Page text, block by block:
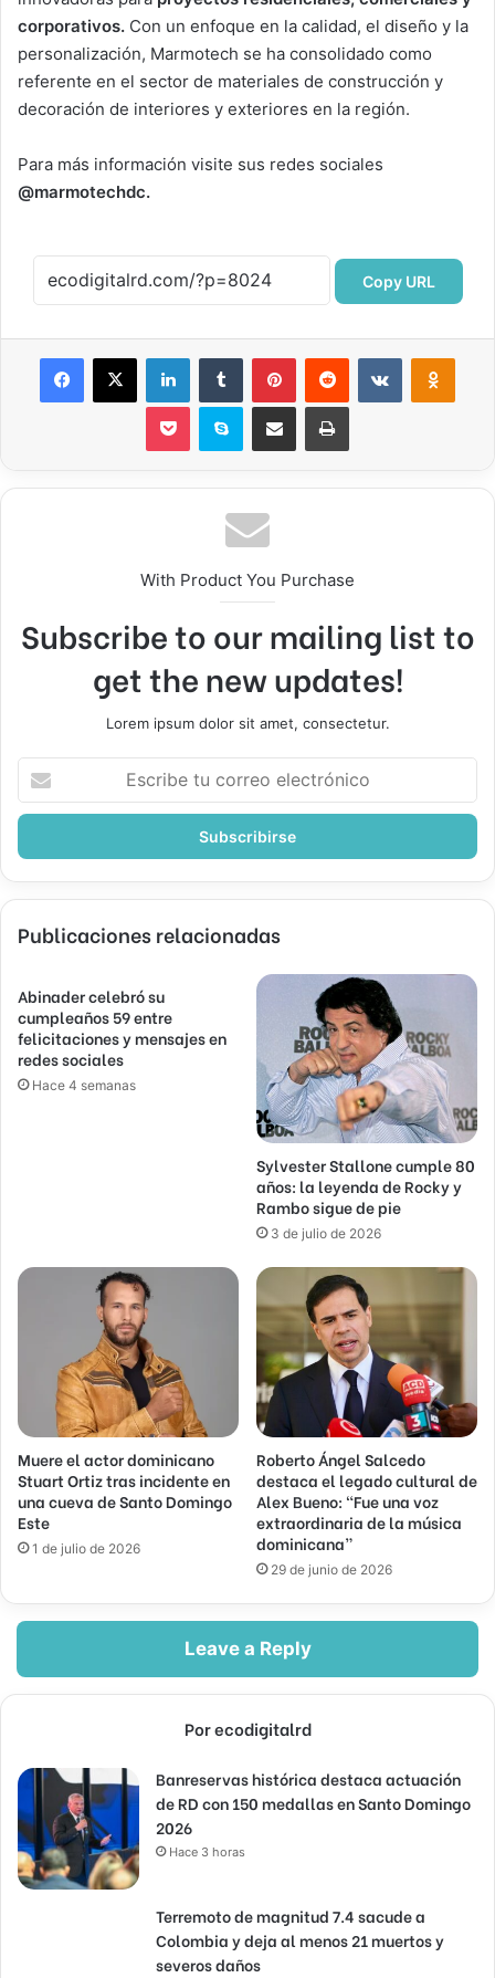
corporativos. Con un enfoque en la calidad, el diseño y la
personalización, Marmotech se ha consolidado como
referente en el sector de materiales de construcción y
decoración de interiores y exteriores en la región.
Para más información visite sus redes sociales
@marmotechdc.
Copy URL
Facebook
X LinkedInTumblr PinterestReddit VKontakte
Pocket Skype Compartir por correo electrónicoImprimir
With Product You Purchase
Subscribe to our mailing list to
get the new updates!
Lorem ipsum dolor sit amet, consectetur.
correo
Publicaciones relacionadas
Abinader celebró su
cumpleaños 59 entre
felicitaciones y mensajes en
redes sociales
Hace 4 semanas
Sylvester Stallone cumple 80
años: la leyenda de Rocky y
Rambo sigue de pie
3 de julio de 2026
Muere el actor dominicano
Stuart Ortiz tras incidente en
una cueva de Santo Domingo
Este
1 de julio de 2026
Roberto Ángel Salcedo
destaca el legado cultural de
Alex Bueno: “Fue una voz
extraordinaria de la música
dominicana”
29 de junio de 2026
Leave a Reply
Por ecodigitalrd
Banreservas histórica destaca actuación
de RD con 150 medallas en Santo Domingo
2026
Hace 3 horas
Terremoto de magnitud 7.4 sacude a
Colombia y deja al menos 21 muertos y
severos daños